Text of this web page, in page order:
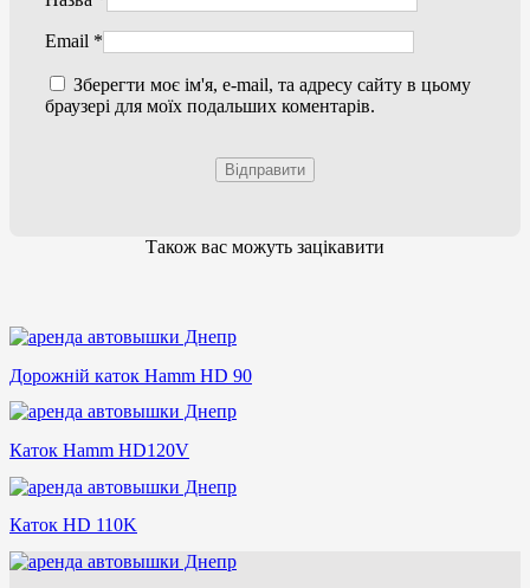
Email *
Зберегти моє ім'я, e-mail, та адресу сайту в цьому
браузері для моїх подальших коментарів.
Також вас можуть зацікавити
Дорожній каток Hamm HD 90
Каток Hamm HD120V
Каток HD 110K